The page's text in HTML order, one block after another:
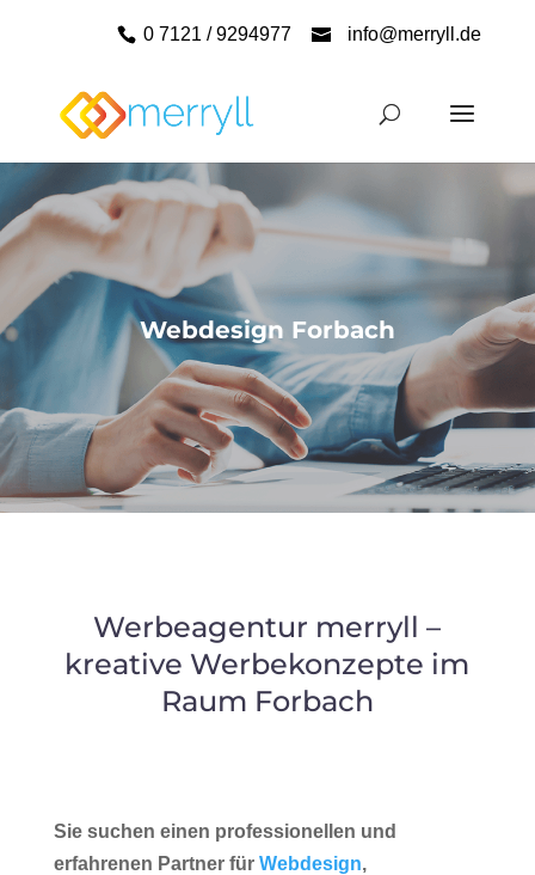
0 7121 / 9294977 info@merryll.de
Webdesign Forbach
Werbeagentur merryll –
kreative Werbekonzepte im
Raum Forbach
Sie suchen einen professionellen und
erfahrenen Partner für Webdesign,